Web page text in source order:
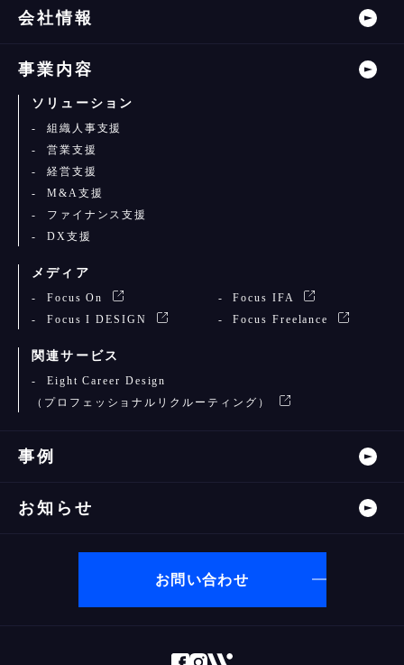
会社情報
事業内容
ソリューション
組織人事支援
営業支援
経営支援
M&A支援
ファイナンス支援
DX支援
メディア
Focus On
Focus IFA
Focus I DESIGN
Focus Freelance
関連サービス
Eight Career Design
（プロフェッショナルリクルーティング）
事例
お知らせ
お問い合わせ